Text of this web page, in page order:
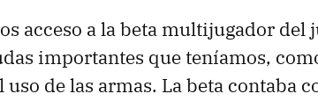
acceso a la beta multijugador del
importantes que teníamos,
uso de las armas. La beta contaba